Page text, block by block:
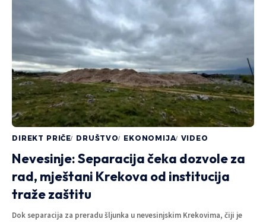
DIREKT PRIČE DRUŠTVO EKONOMIJA VIDEO
Nevesinje: Separacija čeka dozvole za
rad, mještani Krekova od institucija
traže zaštitu
Dok separacija za preradu šljunka u nevesinjskim Krekovima, čiji je